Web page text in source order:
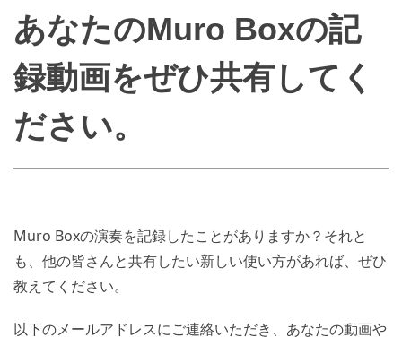
あなたのMuro Boxの記
録動画をぜひ共有してく
ださい。
Muro Boxの演奏を記録したことがありますか？それと
も、他の皆さんと共有したい新しい使い方があれば、ぜひ
教えてください。
以下のメールアドレスにご連絡いただき、あなたの動画や